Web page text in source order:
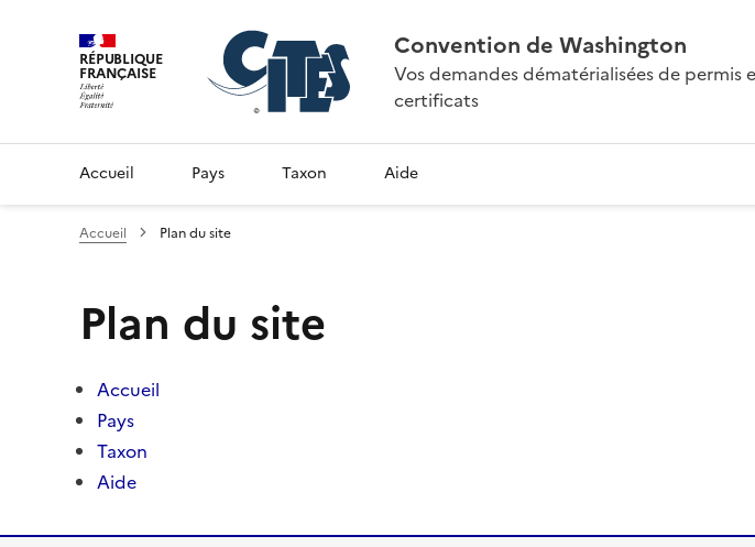
RÉPUBLIQUE
FRANÇAISE
Convention de Washington
Vos demandes dématérialisées de permis
certificats
Accueil Pays Taxon Aide
Accueil Plan du site
Plan du site
Accueil
Pays
Taxon
Aide